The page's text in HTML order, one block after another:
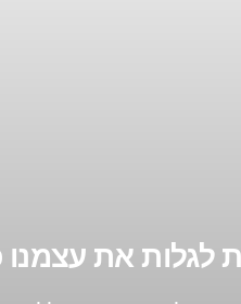
לגלות את עצמנו